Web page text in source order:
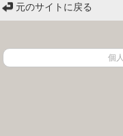
元のサイトに戻る
個